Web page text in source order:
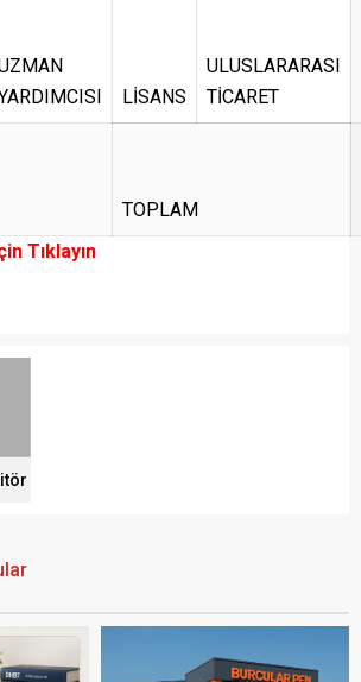
LİSANS
ULUSLARARASI
TİCARET
TOPLAM
Tıklayın